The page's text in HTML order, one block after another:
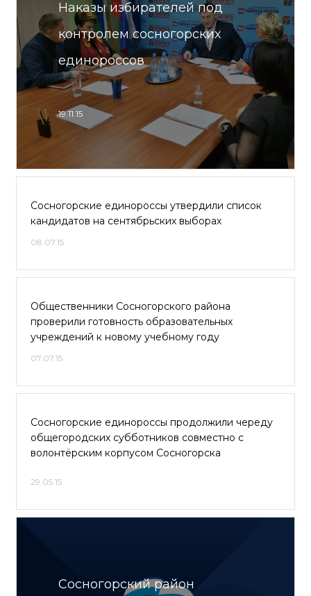
Наказы избирателей под
контролем сосногорских
единороссов
19.11.15
Сосногорские единороссы утвердили список
кандидатов на сентябрьских выборах
08.07.15
Общественники Сосногорского района
проверили готовность образовательных
учреждений к новому учебному году
07.07.15
Сосногорские единороссы продолжили череду
общегородских субботников совместно с
волонтёрским корпусом Сосногорска
29.05.15
Сосногорский район